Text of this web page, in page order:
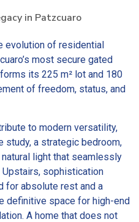
in Patzcuaro
evolution of residential
most secure gated
its 225 m² lot and 180
of freedom, status, and
to modern versatility,
study, a strategic bedroom,
light that seamlessly
Upstairs, sophistication
for absolute rest and a
definitive space for high-end
A home that does not